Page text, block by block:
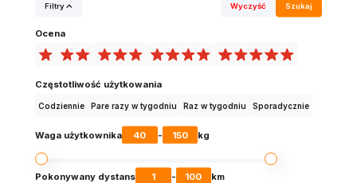
Filtry Wyczyść Szukaj
Ocena
Częstotliwość użytkowania
Codziennie Pare razy w tygodniu Raz w tygodniu Sporadycznie
Waga użytkownika 40 - 150 kg
Pokonywany dystans 1 - 100 km